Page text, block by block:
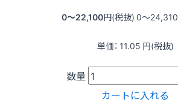
0〜22,100円(税抜) 0〜24,310
単価： 11.05 円(税抜)
数量
カートに入れる